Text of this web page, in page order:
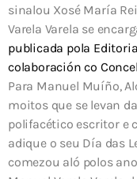
sinalou Xosé María
Varela Varela se
publicada pola
colaboración co
Para Manuel Muíño,
moitos que se levan
polifacético escritor e
adique o seu Día das
comezou aló polos